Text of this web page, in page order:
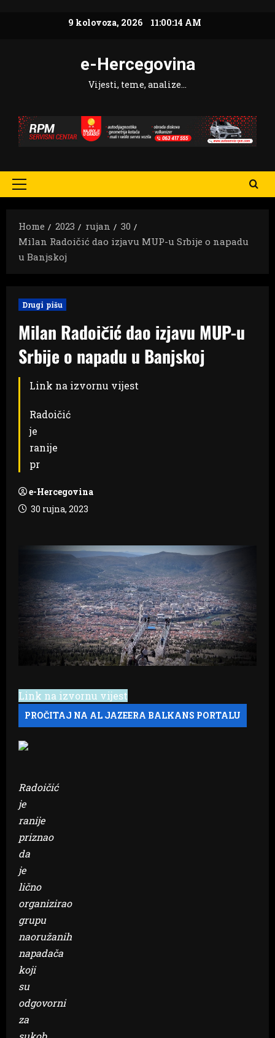
9 kolovoza, 2026 11:00:16 AM
e-Hercegovina
Vijesti, teme, analize…
Primary
Home
2023 rujan
30
Milan Radoičić dao izjavu MUP-u Srbije o napadu
u Banjskoj
Drugi pišu
Milan Radoičić dao izjavu MUP-u
Srbije o napadu u Banjskoj
Link na izvornu vijest
Radoičić
je
ranije
pr
e-Hercegovina
30 rujna, 2023
Link na izvornu vijest
Radoičić
je
ranije
priznao
da
je
lično
organizirao
grupu
naoružanih
napadača
koji
su
odgovorni
za